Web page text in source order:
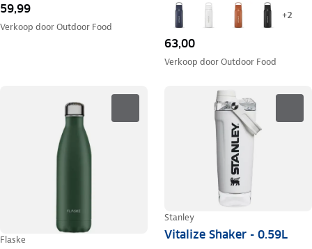
59,99
Verkoop doorOutdoor Food
+2
63,00
Verkoop doorOutdoor Food
Flaske
Stanley
Vitalize Shaker - 0.59L